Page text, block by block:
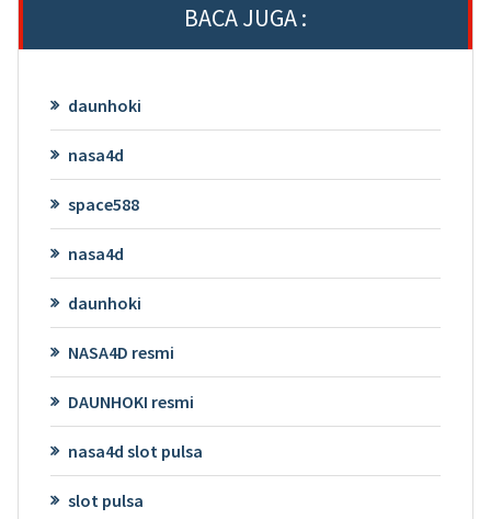
BACA JUGA :
daunhoki
nasa4d
space588
nasa4d
daunhoki
NASA4D resmi
DAUNHOKI resmi
nasa4d slot pulsa
slot pulsa